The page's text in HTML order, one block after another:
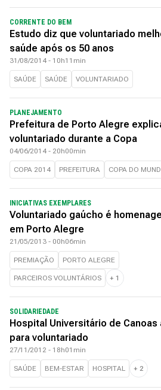
CORRENTE DO BEM
Estudo diz que voluntariado
saúde após os 50 anos
31/08/2014 - 10h11min
SAÚDE SAÚDE VOLUNTARIADO
PLANEJAMENTO
Prefeitura de Porto Alegre
voluntariado durante a Copa
04/06/2014 - 20h00min
COPA 2014 PREFEITURA COPA DO
INICIATIVAS EXEMPLARES
Voluntariado gaúcho é
em Porto Alegre
21/05/2013 - 00h06min
PREMIAÇÃO PORTO ALEGRE
PARCEIROS VOLUNTÁRIOS + 1
SOLIDARIEDADE
Hospital Universitário de
para voluntariado
27/11/2012 - 18h01min
SAÚDE BEM-ESTAR HOSPITAL + 2